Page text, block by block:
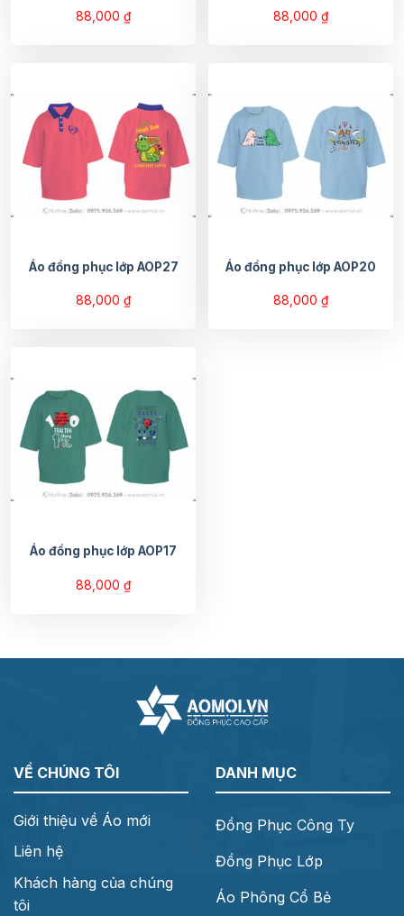
88,000 ₫ 88,000 ₫
Áo đồng phục lớp AOP27
88,000 ₫
Áo đồng phục lớp AOP20
88,000 ₫
Áo đồng phục lớp AOP17
88,000 ₫
VỀ CHÚNG TÔI
Giới thiệu về Áo mới
Liên hệ
Khách hàng của chúng
tôi
DANH MỤC
Đồng Phục Công Ty
Đồng Phục Lớp
Áo Phông Cổ Bẻ